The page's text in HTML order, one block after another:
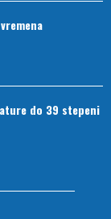
do 39 stepeni